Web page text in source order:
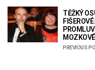
TĚŽKÝ
PREVIOUS